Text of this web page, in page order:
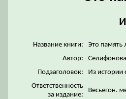
Название книги:
Это память
Автор:
Подзаголовок:
Из истории
Ответственность
за издание:
Весьегон.